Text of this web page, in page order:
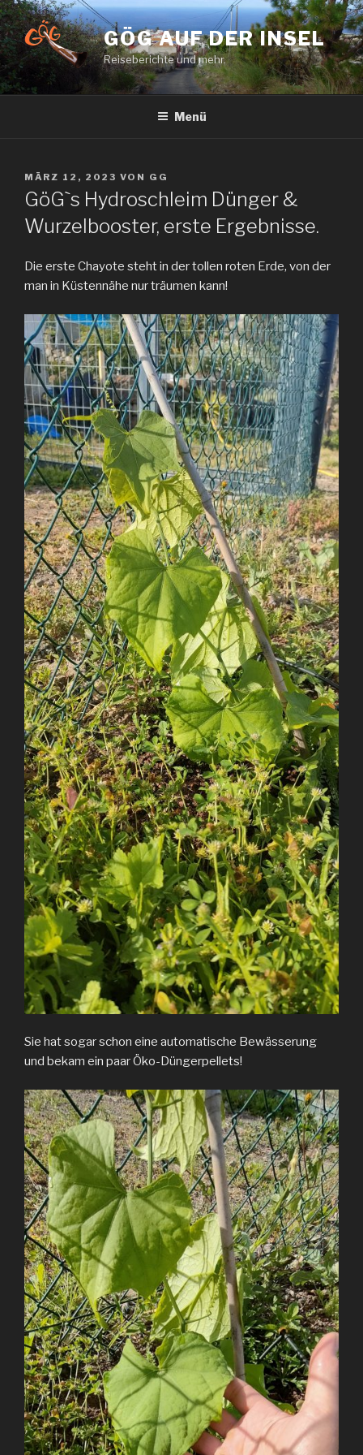
Zum
Inhalt
springen
GÖG AUF DER INSEL
Reiseberichte und mehr.
Menü
VERÖFFENTLICHT
AM
MÄRZ 12, 2023 VON GG
GöGˋs Hydroschleim Dünger &
Wurzelbooster, erste Ergebnisse.
Die erste Chayote steht in der tollen roten Erde, von der
man in Küstennähe nur träumen kann!
Sie hat sogar schon eine automatische Bewässerung
und bekam ein paar Öko-Düngerpellets!